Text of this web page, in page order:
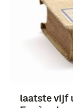
laatste vijf